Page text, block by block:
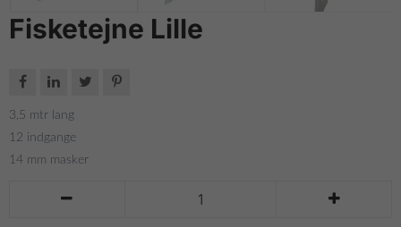
Fisketejne Lille
   
3,5 mtr lang
12 indgange
14 mm masker
 